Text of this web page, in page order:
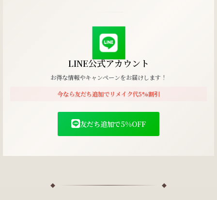
LINE公式アカウント
お得な情報やキャンペーンをお届けします！
今なら友だち追加でリメイク代5%割引
友だち追加で5%OFF